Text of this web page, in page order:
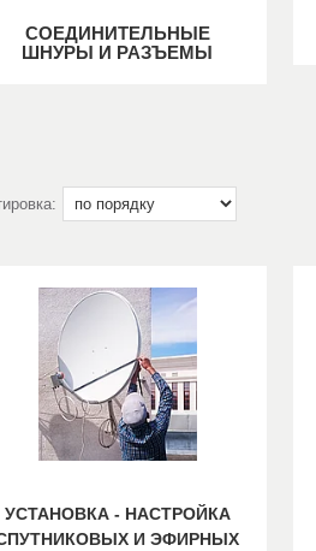
СОЕДИНИТЕЛЬНЫЕ
ШНУРЫ И РАЗЪЕМЫ
УСТАНОВКА - НАСТРОЙКА
И ЭФИРНЫХ